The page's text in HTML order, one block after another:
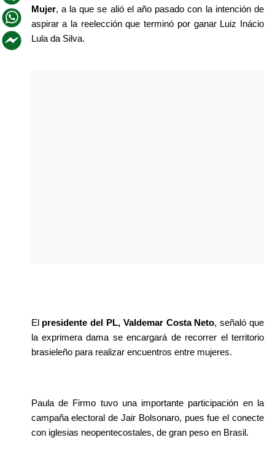
Mujer, a la que se alió el año pasado con la intención de
aspirar a la reelección que terminó por ganar Luiz Inácio
Lula da Silva.
El presidente del PL, Valdemar Costa Neto, señaló que
la exprimera dama se encargará de recorrer el territorio
brasieleño para realizar encuentros entre mujeres.
Paula de Firmo tuvo una importante participación en la
campaña electoral de Jair Bolsonaro, pues fue el conecte
con iglesias neopentecostales, de gran peso en Brasil.